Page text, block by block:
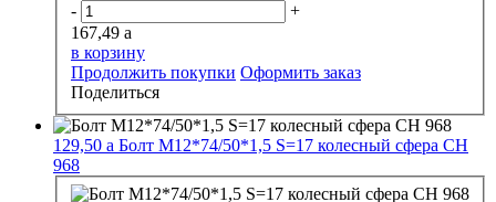
-
+
167,49 a
в корзину
Продолжить покупки Оформить заказ
Поделиться
129,50 a Болт М12*74/50*1,5 S=17 колесный сфера CH
968